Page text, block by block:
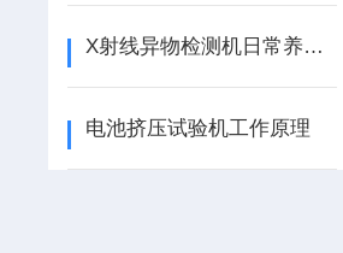
X射线异物检测机日常养护的几个观察点
电池挤压试验机工作原理